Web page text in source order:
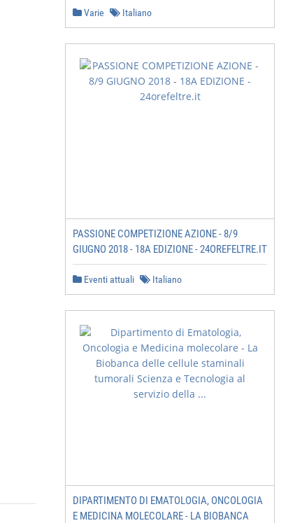
Varie Italiano
PASSIONE COMPETIZIONE AZIONE - 8/9
GIUGNO 2018 - 18A EDIZIONE - 24OREFELTRE.IT
Eventi attuali Italiano
DIPARTIMENTO DI EMATOLOGIA, ONCOLOGIA
E MEDICINA MOLECOLARE - LA BIOBANCA